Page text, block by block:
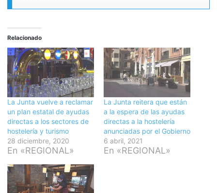
Relacionado
La Junta vuelve a reclamar
un plan estatal de ayudas
directas a los sectores de
hostelería y turismo
28 diciembre, 2020
En «REGIONAL»
La Junta reitera que están
a la espera de las ayudas
directas a la hostelería
anunciadas por el Gobierno
6 abril, 2021
En «REGIONAL»